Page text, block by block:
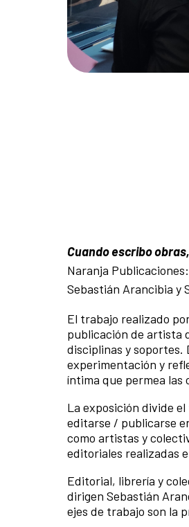
Cuando escribo
Naranja
Sebastián Arancibia y
El trabajo realizado
publicación de artista
disciplinas y soportes.
experimentación y
íntima que permea
La exposición divide
editarse / publicarse
como artistas y
editoriales realizadas
Editorial, librería y
dirigen Sebastián
ejes de trabajo son la